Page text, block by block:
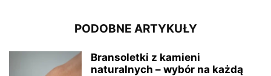
PODOBNE ARTYKUŁY
Bransoletki z kamieni
naturalnych – wybór na każdą